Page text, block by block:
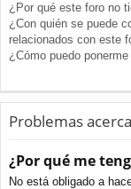
¿Por qué este foro no
¿Con quién se puede
relacionados con este
¿Cómo puedo
Problemas
¿Por qué me
No está obligado a